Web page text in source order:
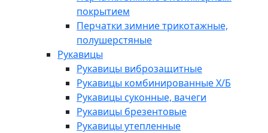
покрытием
Перчатки зимние трикотажные,
полушерстяные
Рукавицы
Рукавицы виброзащитные
Рукавицы комбинированные Х/Б
Рукавицы суконные, вачеги
Рукавицы брезентовые
Рукавицы утепленные